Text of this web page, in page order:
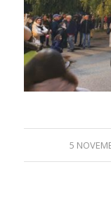
5 /